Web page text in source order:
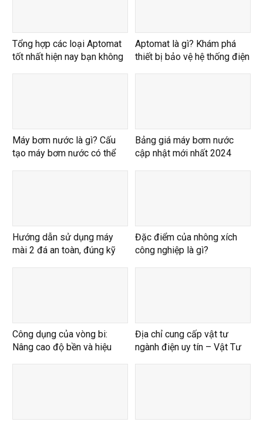
Tổng hợp các loại Aptomat
tốt nhất hiện nay bạn không
Aptomat là gì? Khám phá
thiết bị bảo vệ hệ thống điện
Máy bơm nước là gì? Cấu
tạo máy bơm nước có thể
Bảng giá máy bơm nước
cập nhật mới nhất 2024
Hướng dẫn sử dụng máy
mài 2 đá an toàn, đúng kỹ
Đặc điểm của nhông xích
công nghiệp là gì?
Công dụng của vòng bi:
Nâng cao độ bền và hiệu
Địa chỉ cung cấp vật tư
ngành điện uy tín – Vật Tư